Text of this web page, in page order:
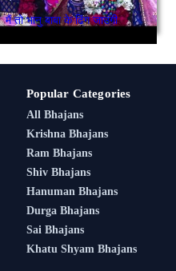
मैं तो भानु बाबा के ढिंग जाउंगी
Popular Categories
All Bhajans
Krishna Bhajans
Ram Bhajans
Shiv Bhajans
Hanuman Bhajans
Durga Bhajans
Sai Bhajans
Khatu Shyam Bhajans